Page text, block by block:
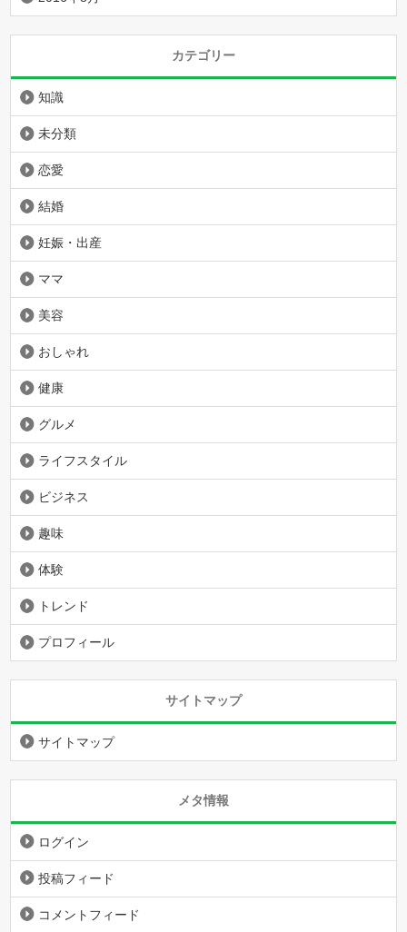
カテゴリー
知識
未分類
恋愛
結婚
妊娠・出産
ママ
美容
おしゃれ
健康
グルメ
ライフスタイル
ビジネス
趣味
体験
トレンド
プロフィール
サイトマップ
サイトマップ
メタ情報
ログイン
投稿フィード
コメントフィード